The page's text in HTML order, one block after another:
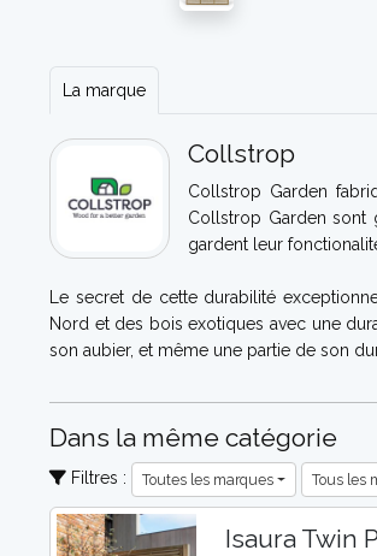
La marque
Collstrop
Collstrop Garden
Collstrop Garden sont
gardent leur
Le secret de cette durabilité
Nord et des bois exotiques avec une
son aubier, et même une partie de son
Dans la même catégorie
Filtres : Toutes les marques Tous les
Isaura Twin